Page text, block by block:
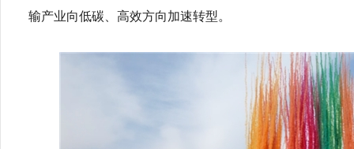
输产业向低碳、高效方向加速转型。